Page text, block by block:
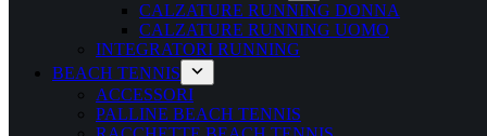
CALZATURE RUNNING DONNA
CALZATURE RUNNING UOMO
INTEGRATORI RUNNING
BEACH TENNIS
ACCESSORI
PALLINE BEACH TENNIS